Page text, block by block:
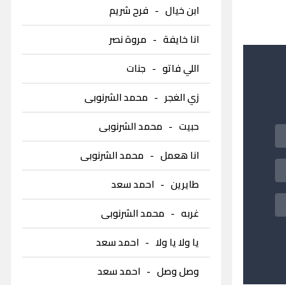
ابن خيال- فرح شريم
انا خايفة- مروة نصر
اللي فاتو- جنات
زي الغجر - محمد الشرنوبى
حبيت- محمد الشرنوبى
انا هعمل- محمد الشرنوبى
طايرين- احمد سعد
غربه- محمد الشرنوبى
يا ولا يا ولا- احمد سعد
وصل وصل- احمد سعد